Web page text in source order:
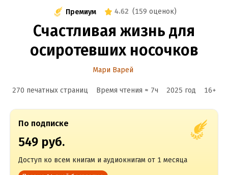
Премиум 4.62 (159 оценок)
Счастливая жизнь для
осиротевших носочков
Мари Варей
270 печатных страниц Время чтения ≈ 7ч 2025 год 16+
По подписке
549 руб.
Доступ ко всем книгам и аудиокнигам от 1 месяца